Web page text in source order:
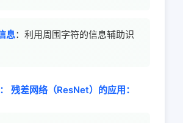
息：利用周围字符的信息辅助识
残差网络（ResNet）的应用：